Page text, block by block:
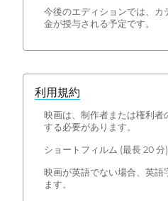
今後のエディションでは、カ
金が授与される予定です。
利用規約
映画は、制作者または権利者
する必要があります。
ショートフィルム (最長 20 分
映画が英語でない場合、英語
ます。